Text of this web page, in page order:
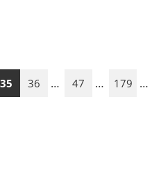
35 36 … 47 … 179 …